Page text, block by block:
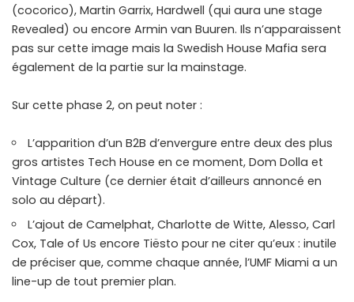
(cocorico), Martin Garrix, Hardwell (qui aura une stage
Revealed) ou encore Armin van Buuren. Ils n’apparaissent
pas sur cette image mais la Swedish House Mafia sera
également de la partie sur la mainstage.
Sur cette phase 2, on peut noter :
L’apparition d’un B2B d’envergure entre deux des plus
gros artistes Tech House en ce moment, Dom Dolla et
Vintage Culture (ce dernier était d’ailleurs annoncé en
solo au départ).
L’ajout de Camelphat, Charlotte de Witte, Alesso, Carl
Cox, Tale of Us encore Tiësto pour ne citer qu’eux : inutile
de préciser que, comme chaque année, l’UMF Miami a un
line-up de tout premier plan.